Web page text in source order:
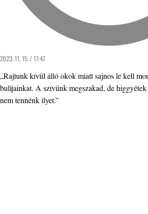
2023. 11. 15. / 17:47
„Rajtunk kívül álló okok miatt sajnos le kell
bulijainkat. A szívünk megszakad, de
nem tennénk ilyet.”